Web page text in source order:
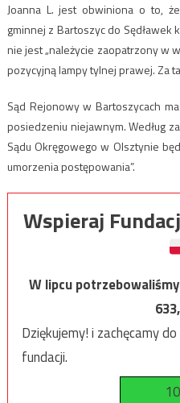
Joanna L. jest obwiniona o to,
gminnej z Bartoszyc do Sędławek
nie jest „należycie zaopatrzony w
pozycyjną lampy tylnej prawej. Za
Sąd Rejonowy w Bartoszycach
posiedzeniu niejawnym. Według
Sądu Okręgowego w Olsztynie
umorzenia postępowania”.
Wspieraj
W lipcu
Dziękujemy! i zachęcamy
fundacji.